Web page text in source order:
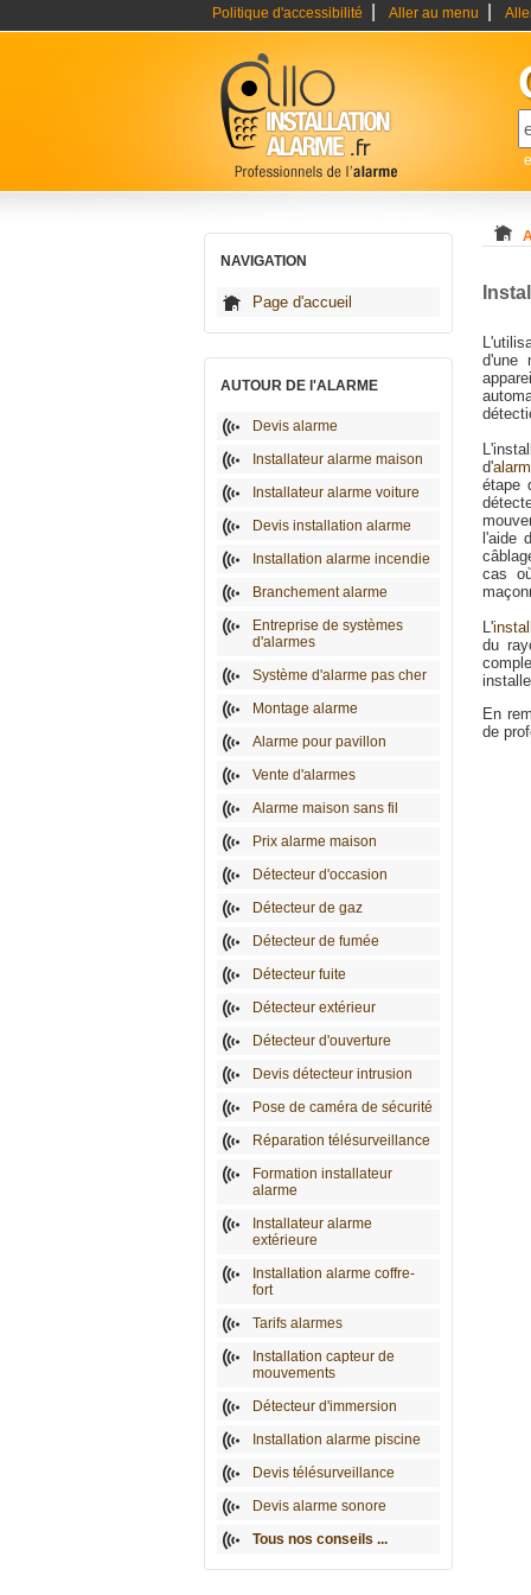
Politique d'accessibilité Aller au menu
NAVIGATION
Page d'accueil
AUTOUR DE l'ALARME
Devis alarme
Installateur alarme maison
Installateur alarme voiture
Devis installation alarme
Installation alarme incendie
Branchement alarme
Entreprise de systèmes
d'alarmes
Système d'alarme pas cher
Montage alarme
Alarme pour pavillon
Vente d'alarmes
Alarme maison sans fil
Prix alarme maison
Détecteur d'occasion
Détecteur de gaz
Détecteur de fumée
Détecteur fuite
Détecteur extérieur
Détecteur d'ouverture
Devis détecteur intrusion
Pose de caméra de sécurité
Réparation télésurveillance
Formation installateur
alarme
Installateur alarme
extérieure
Installation alarme coffre-
fort
Tarifs alarmes
Installation capteur de
mouvements
Détecteur d'immersion
Installation alarme piscine
Devis télésurveillance
Devis alarme sonore
Tous nos conseils ...
d'une
d'
étape
l'aide
cas
L'
du
En
de